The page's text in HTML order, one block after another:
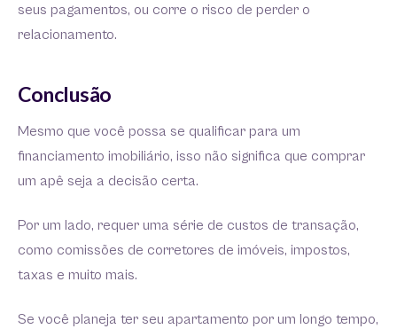
seus pagamentos, ou corre o risco de perder o
relacionamento.
Conclusão
Mesmo que você possa se qualificar para um
financiamento imobiliário, isso não significa que comprar
um apê seja a decisão certa.
Por um lado, requer uma série de custos de transação,
como comissões de corretores de imóveis, impostos,
taxas e muito mais.
Se você planeja ter seu apartamento por um longo tempo,